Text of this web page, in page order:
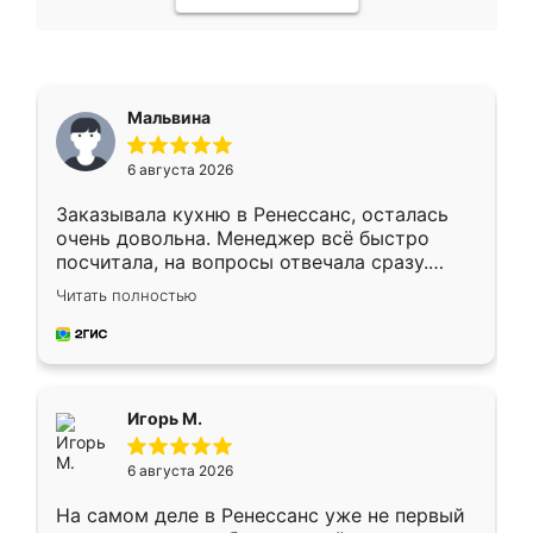
Мальвина
6 августа 2026
Заказывала кухню в Ренессанс, осталась
очень довольна. Менеджер всё быстро
посчитала, на вопросы отвечала сразу.
Замерщик приехал в субботу, подошёл к
делу со всей ответственностью. Собрали
за день, ребята работали аккуратно, даже
Читать полностью
Игорь М.
6 августа 2026
На самом деле в Ренессанс уже не первый